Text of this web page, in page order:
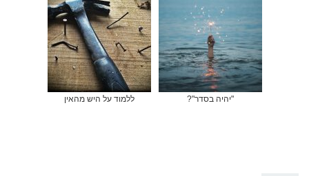
"יהיה בסדר"? ללמוד על היש מהאין